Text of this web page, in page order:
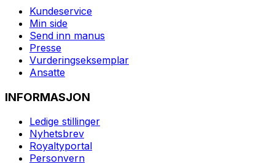
Kundeservice
Min side
Send inn manus
Presse
Vurderingseksemplar
Ansatte
INFORMASJON
Ledige stillinger
Nyhetsbrev
Royaltyportal
Personvern